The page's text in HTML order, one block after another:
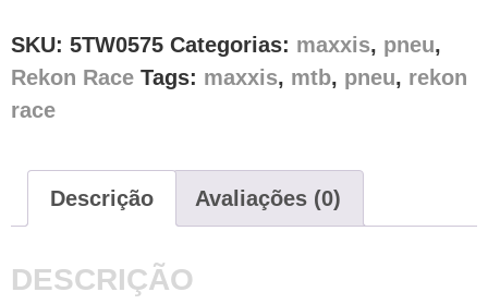
SKU: 5TW0575 Categorias: maxxis, pneu,
Rekon Race Tags: maxxis, mtb, pneu, rekon
race
Descrição Avaliações (0)
DESCRIÇÃO